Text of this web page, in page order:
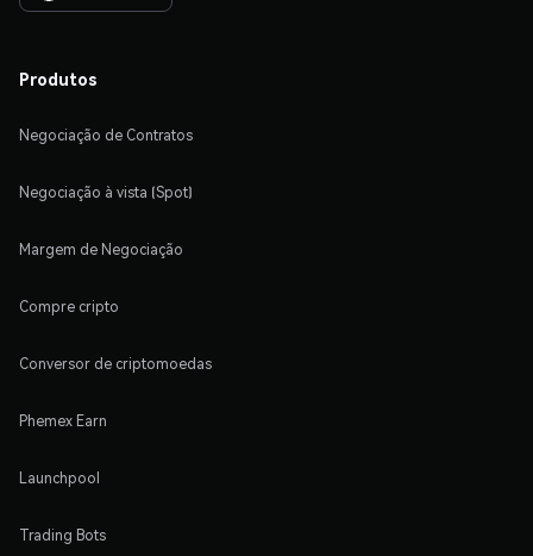
Produtos
Negociação de Contratos
Negociação à vista (Spot)
Margem de Negociação
Compre cripto
Conversor de criptomoedas
Phemex Earn
Launchpool
Trading Bots